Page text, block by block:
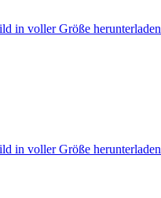
in voller Größe herunterladen
in voller Größe herunterladen